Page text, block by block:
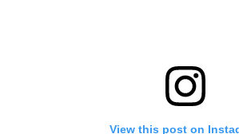
View this post on